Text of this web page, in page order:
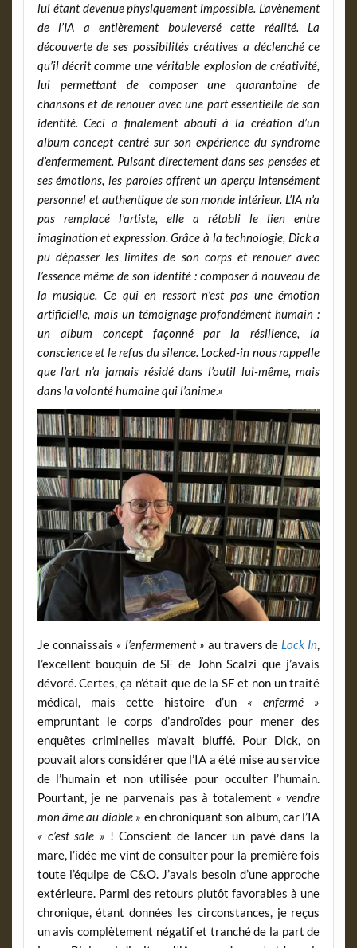
lui étant devenue physiquement impossible. L’avènement
de l’IA a entièrement bouleversé cette réalité. La
découverte de ses possibilités créatives a déclenché ce
qu’il décrit comme une véritable explosion de créativité,
lui permettant de composer une quarantaine de
chansons et de renouer avec une part essentielle de son
identité. Ceci a finalement abouti à la création d’un
album concept centré sur son expérience du syndrome
d’enfermement. Puisant directement dans ses pensées et
ses émotions, les paroles offrent un aperçu intensément
personnel et authentique de son monde intérieur. L’IA n’a
pas remplacé l’artiste, elle a rétabli le lien entre
imagination et expression. Grâce à la technologie, Dick a
pu dépasser les limites de son corps et renouer avec
l’essence même de son identité : composer à nouveau de
la musique. Ce qui en ressort n’est pas une émotion
artificielle, mais un témoignage profondément humain :
un album concept façonné par la résilience, la
conscience et le refus du silence. Locked-in nous rappelle
que l’art n’a jamais résidé dans l’outil lui-même, mais
dans la volonté humaine qui l’anime.»
Je connaissais « l’enfermement » au travers de Lock In,
l’excellent bouquin de SF de John Scalzi que j’avais
dévoré. Certes, ça n’était que de la SF et non un traité
médical, mais cette histoire d’un « enfermé »
empruntant le corps d’androïdes pour mener des
enquêtes criminelles m’avait bluffé. Pour Dick, on
pouvait alors considérer que l’IA a été mise au service
de l’humain et non utilisée pour occulter l’humain.
Pourtant, je ne parvenais pas à totalement « vendre
mon âme au diable » en chroniquant son album, car l’IA
« c’est sale » ! Conscient de lancer un pavé dans la
mare, l’idée me vint de consulter pour la première fois
toute l’équipe de C&O. J’avais besoin d’une approche
extérieure. Parmi des retours plutôt favorables à une
chronique, étant données les circonstances, je reçus
un avis complètement négatif et tranché de la part de